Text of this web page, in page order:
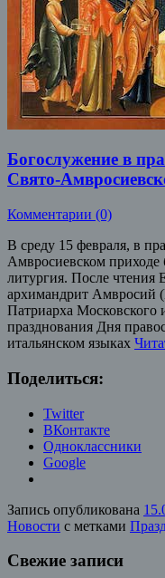
Богослужение в
Свято-
Комментарии (0)
В среду 15 февраля, в
Амвросиевском приходе
литургия. После чтения
архимандрит Амвросий
Патриарха Московского
празднования Дня
итальянском языках
Поделиться:
Twitter
ВКонтакте
Одноклассники
Google
Запись опубликована
Новости с метками
Свежие записи